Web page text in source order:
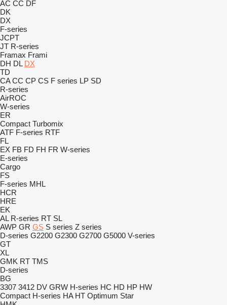
AC CC DF
DK
DX
F-series
JCPT
JT R-series
Framax Frami
DH DL DX
TD
CA CC CP CS F series LP SD
R-series
AirROC
W-series
ER
Compact Turbomix
ATF F-series RTF
FL
EX FB FD FH FR W-series
E-series
Cargo
FS
F-series MHL
HCR
HRE
EK
AL R-series RT SL
AWP GR GS S series Z series
D-series G2200 G2300 G2700 G5000 V-series
GT
XL
GMK RT TMS
D-series
BG
3307 3412 DV GRW H-series HC HD HP HW
Compact H-series HA HT Optimum Star